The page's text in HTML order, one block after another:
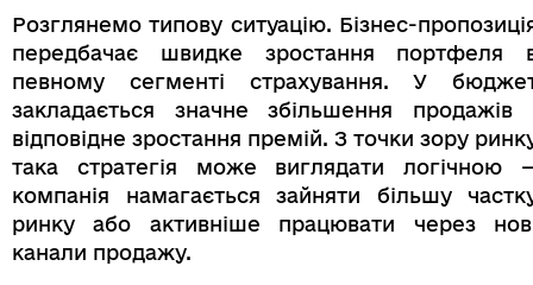
Розглянемо типову ситуацію. Бізнес-
передбачає швидке зростання портфеля
певному сегменті страхування. У
закладається значне збільшення продажів
відповідне зростання премій. З точки зору
така стратегія може виглядати логічною
компанія намагається зайняти більшу
ринку або активніше працювати через
канали продажу.